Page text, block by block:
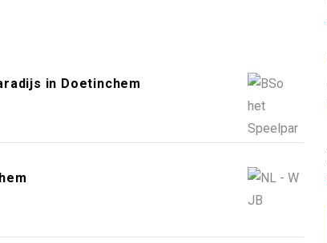
in Doetinchem